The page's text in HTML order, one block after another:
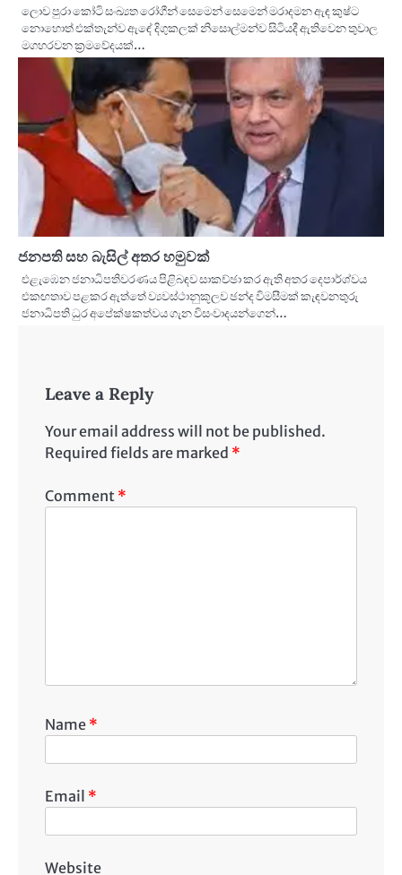
ලොව පුරා කෝටි සංඛ්‍යත රෝගීන් සෙමෙන් සෙමෙන් මරාදමන ඇඳ කුෂ්ට
නොහොත් එක්තැන්ව ඇඳේ දිගුකලක් නිසොල්මන්ව සිටියදී ඇතිවෙන තුවාල
මගහරවන ක්‍රමවේදයක්…
ජනපති සහ බැසිල් අතර හමුවක්
එළැඹෙන ජනාධිපතිවරණය පිළිබඳව සාකච්ඡා කර ඇති අතර දෙපාර්ශ්වය
එකඟතාව පළකර ඇත්තේ ව්‍යවස්ථානුකූලව ඡන්ද විමසීමක් කැඳවනතුරු
ජනාධිපති ධුර අපේක්ෂකත්වය ගැන විසංවාදයන්ගෙන්…
Leave a Reply
Your email address will not be published.
Required fields are marked *
Comment *
Name *
Email *
Website